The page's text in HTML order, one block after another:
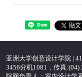
Share
亚洲大学创意设计学院 |
3456分机1081，传真:(04)